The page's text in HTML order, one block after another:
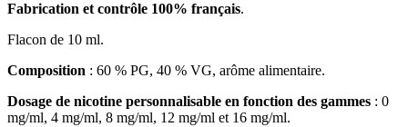
Fabrication et contrôle 100% français.
Flacon de 10 ml.
Composition : 60 % PG, 40 % VG, arôme alimentaire.
Dosage de nicotine personnalisable en fonction des gammes : 0
mg/ml, 4 mg/ml, 8 mg/ml, 12 mg/ml et 16 mg/ml.